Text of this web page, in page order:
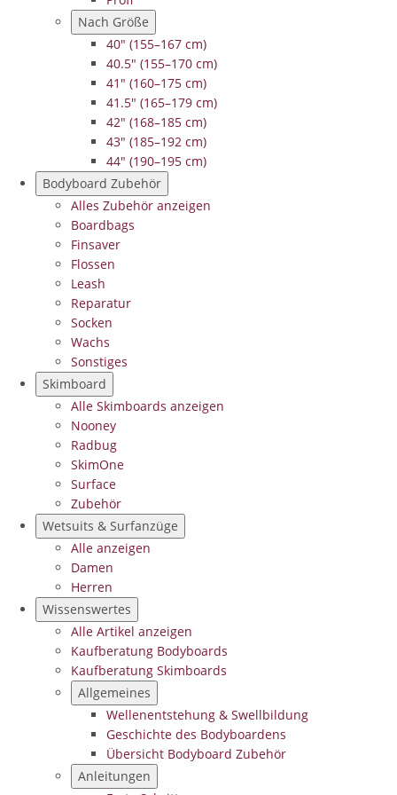
Nach Größe
40" (155–167 cm)
40.5" (155–170 cm)
41" (160–175 cm)
41.5" (165–179 cm)
42" (168–185 cm)
43" (185–192 cm)
44" (190–195 cm)
Bodyboard Zubehör
Alles Zubehör anzeigen
Boardbags
Finsaver
Flossen
Leash
Reparatur
Socken
Wachs
Sonstiges
Skimboard
Alle Skimboards anzeigen
Nooney
Radbug
SkimOne
Surface
Zubehör
Wetsuits & Surfanzüge
Alle anzeigen
Damen
Herren
Wissenswertes
Alle Artikel anzeigen
Kaufberatung Bodyboards
Kaufberatung Skimboards
Allgemeines
Wellenentstehung & Swellbildung
Geschichte des Bodyboardens
Übersicht Bodyboard Zubehör
Anleitungen